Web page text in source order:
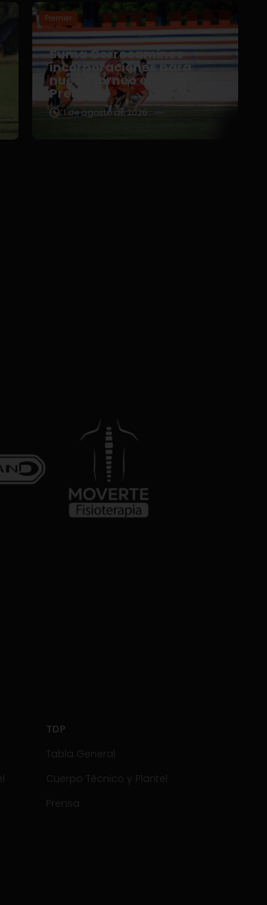
Premier
Suma Correcaminos
incorporaciones para
nuevo torneo en Liga
Premier
1 de agosto de 2026
TDP
Tabla General
Cuerpo Técnico y Plantel
Prensa